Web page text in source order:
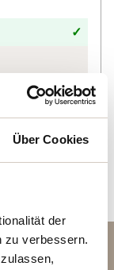
Über Cookies
der
zu verbessern.